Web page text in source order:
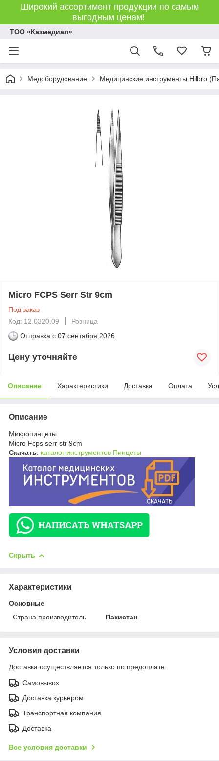
Широкий ассортимент продукции по самым
выгодным ценам!
ТОО «Казмедиал»
Медоборудование Медицинские инструменты Hilbro
Micro FCPS Serr Str 9cm
Под заказ
Код: 12.0320.09
Розница
Отправка с 07 сентября 2026
Цену уточняйте
Описание Характеристики Доставка Оплата
Описание
Микропинцеты
Micro Fcps serr str 9cm
Скачать: каталог инструментов Пинцеты
Скрыть
Характеристики
Основные
Страна производитель
Пакистан
Условия доставки
Доставка осуществляется только по предоплате.
Самовывоз
Доставка курьером
Транспортная компания
Доставка
Все условия доставки